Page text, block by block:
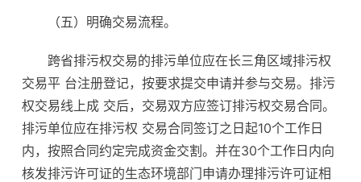
（五）明确交易流程。
跨省排污权交易的排污单位应在长三角区域排污权
交易平 台注册登记，按要求提交申请并参与交易。排污
权交易线上成 交后，交易双方应签订排污权交易合同。
排污单位应在排污权 交易合同签订之日起10个工作日
内，按照合同约定完成资金交割。并在30个工作日内向
核发排污许可证的生态环境部门申请办理排污许可证相